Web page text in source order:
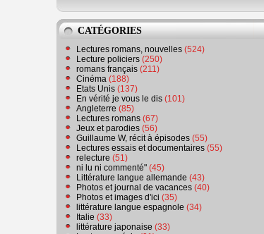
CATÉGORIES
Lectures romans, nouvelles (524)
Lecture policiers (250)
romans français (211)
Cinéma (188)
Etats Unis (137)
En vérité je vous le dis (101)
Angleterre (85)
Lectures romans (67)
Jeux et parodies (56)
Guillaume W, récit à épisodes (55)
Lectures essais et documentaires (55)
relecture (51)
ni lu ni commenté" (45)
Littérature langue allemande (43)
Photos et journal de vacances (40)
Photos et images d'ici (35)
littérature langue espagnole (34)
Italie (33)
littérature japonaise (33)